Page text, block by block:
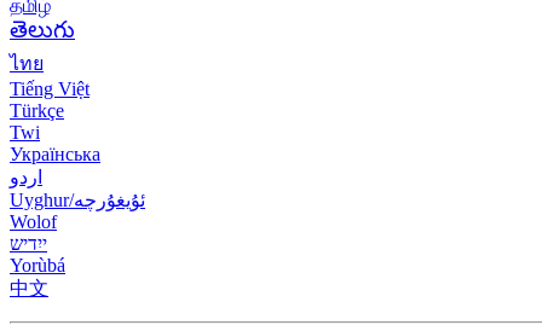
தமிழ்
తెలుగు
ไทย
Tiếng Việt
Türkçe
Twi
Українська
اردو
Uyghur/ئۇيغۇرچه
Wolof
ייִדיש
Yorùbá
中文